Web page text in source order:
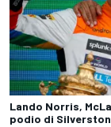
Lando Norris,
podio di